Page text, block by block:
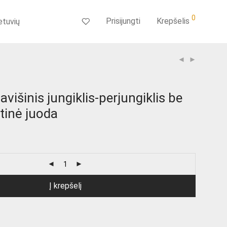
Prisijungti Krepšelis 0
jungiklis-perjungiklis be
juoda
Į krepšelį